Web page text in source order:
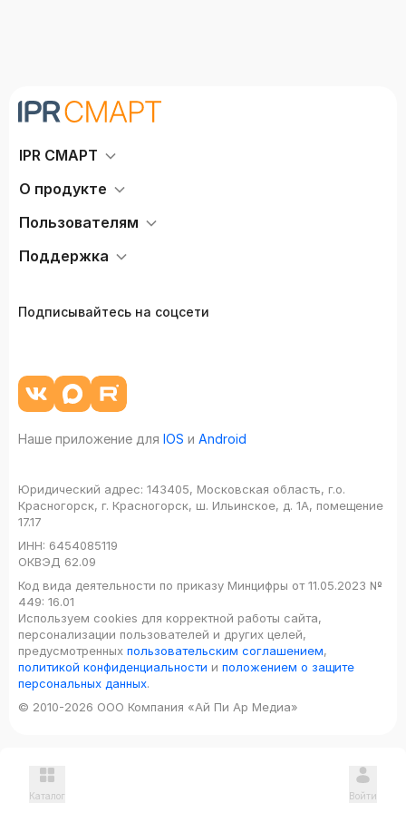
IPR СМАРТ
О продукте
Пользователям
Поддержка
Подписывайтесь на соцсети
Наше приложение для IOS и Android
Юридический адрес: 143405, Московская область, г.о.
Красногорск, г. Красногорск, ш. Ильинское, д. 1А, помещение
17.17
ИНН: 6454085119
ОКВЭД 62.09
Код вида деятельности по приказу Минцифры от 11.05.2023 №
449: 16.01
Используем cookies для корректной работы сайта,
персонализации пользователей и других целей,
предусмотренных пользовательским соглашением,
политикой конфиденциальности и положением о защите
персональных данных.
© 2010-2026 ООО Компания «Ай Пи Ар Медиа»
Каталог Войти